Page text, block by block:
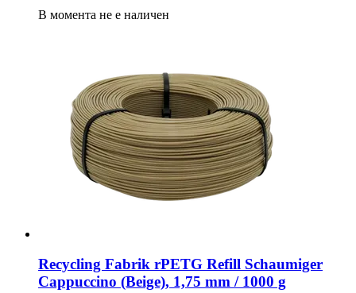
В момента не е наличен
Recycling Fabrik rPETG Refill Schaumiger
Cappuccino (Beige), 1,75 mm / 1000 g